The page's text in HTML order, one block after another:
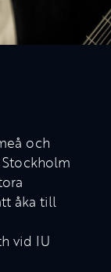
och
åka till
vid IU